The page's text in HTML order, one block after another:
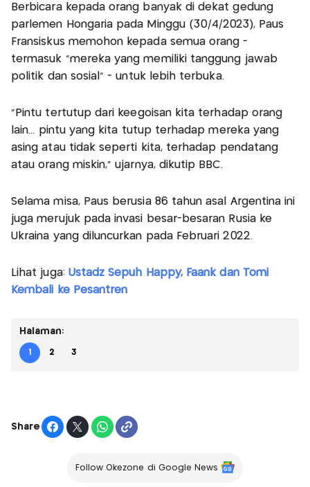
Berbicara kepada orang banyak di dekat gedung
parlemen Hongaria pada Minggu (30/4/2023), Paus
Fransiskus memohon kepada semua orang -
termasuk "mereka yang memiliki tanggung jawab
politik dan sosial" - untuk lebih terbuka.
“Pintu tertutup dari keegoisan kita terhadap orang
lain... pintu yang kita tutup terhadap mereka yang
asing atau tidak seperti kita, terhadap pendatang
atau orang miskin,” ujarnya, dikutip BBC.
Selama misa, Paus berusia 86 tahun asal Argentina ini
juga merujuk pada invasi besar-besaran Rusia ke
Ukraina yang diluncurkan pada Februari 2022.
Lihat juga: Ustadz Sepuh Happy, Faank dan Tomi
Kembali ke Pesantren
Halaman:
1 2 3
Share
Follow Okezone di Google News